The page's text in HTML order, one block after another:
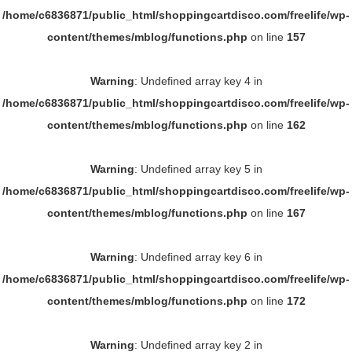
/home/c6836871/public_html/shoppingcartdisco.com/freelife/wp-
content/themes/mblog/functions.php on line 157
Warning: Undefined array key 4 in
/home/c6836871/public_html/shoppingcartdisco.com/freelife/wp-
content/themes/mblog/functions.php on line 162
Warning: Undefined array key 5 in
/home/c6836871/public_html/shoppingcartdisco.com/freelife/wp-
content/themes/mblog/functions.php on line 167
Warning: Undefined array key 6 in
/home/c6836871/public_html/shoppingcartdisco.com/freelife/wp-
content/themes/mblog/functions.php on line 172
Warning: Undefined array key 2 in